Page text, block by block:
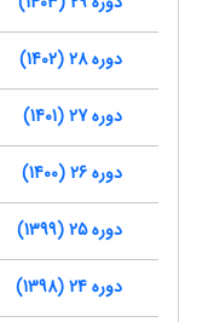
دوره 28 (1402)
دوره 27 (1401)
دوره 26 (1400)
دوره 25 (1399)
دوره 24 (1398)